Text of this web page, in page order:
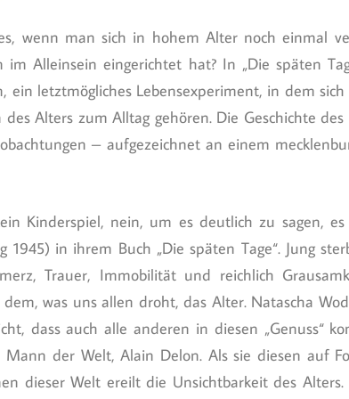
wenn man sich in hohem Alter noch einmal
im Alleinsein eingerichtet hat? In „Die späten
ein letztmögliches Lebensexperiment, in dem
Alters zum Alltag gehören. Die Geschichte
– aufgezeichnet an einem
Kinderspiel, nein, um es deutlich zu sagen,
1945) in ihrem Buch „Die späten Tage“. Jung
Trauer, Immobilität und reichlich
was uns allen droht, das Alter. Natascha
dass auch alle anderen in diesen „Genuss“
Mann der Welt, Alain Delon. Als sie diesen auf
dieser Welt ereilt die Unsichtbarkeit des